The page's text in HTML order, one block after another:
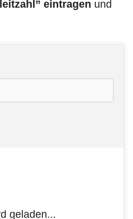
eintragen und
geladen...